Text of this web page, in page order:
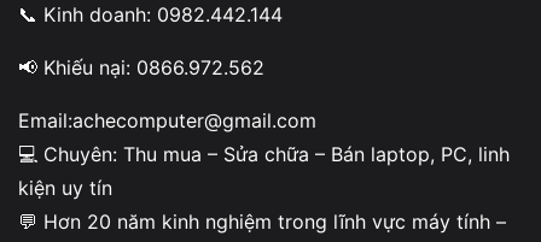
📞 Kinh doanh: 0982.442.144
📢 Khiếu nại: 0866.972.562
Email:achecomputer@gmail.com
💻 Chuyên: Thu mua – Sửa chữa – Bán laptop, PC, linh
kiện uy tín
💬 Hơn 20 năm kinh nghiệm trong lĩnh vực máy tính –